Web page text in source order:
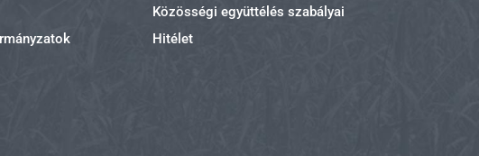
Közösségi együttélés szabályai
Hitélet